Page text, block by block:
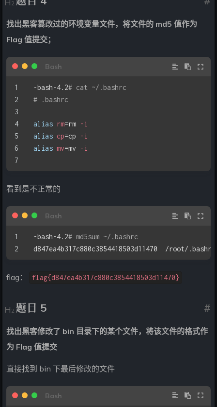
找出黑客篡改过的环境变量文件，将文件的 md5 值作为
Flag 值提交；
-bash-4.2# cat ~/.bashrc
# .bashrc
alias rm=rm -i
alias cp=cp
-i
alias mv=mv -i
看到是不正常的
-bash-4.2# md5sum ~/.bashrc
d847ea4b317c880c3854418503d11470  /root/.bashrc
flag： flag{d847ea4b317c880c3854418503d11470}
#
题目 5
找出黑客修改了 bin 目录下的某个文件，将该文件的格式作
为 Flag 值提交
直接找到 bin 下最后修改的文件